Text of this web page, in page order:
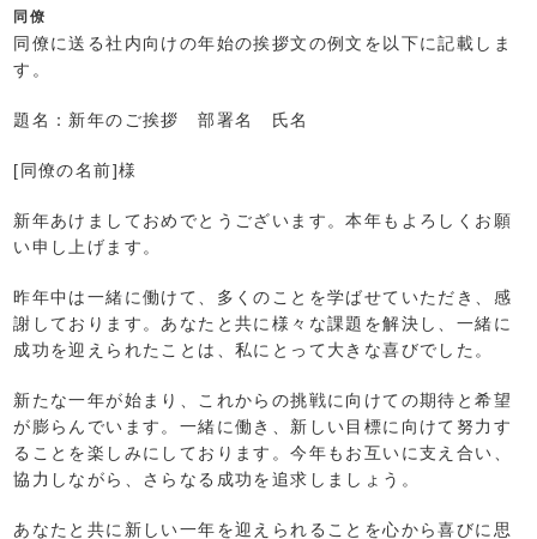
同僚
同僚に送る社内向けの年始の挨拶文の例文を以下に記載しま
す。
題名：新年のご挨拶 部署名 氏名
[同僚の名前]様
新年あけましておめでとうございます。本年もよろしくお願
い申し上げます。
昨年中は一緒に働けて、多くのことを学ばせていただき、感
謝しております。あなたと共に様々な課題を解決し、一緒に
成功を迎えられたことは、私にとって大きな喜びでした。
新たな一年が始まり、これからの挑戦に向けての期待と希望
が膨らんでいます。一緒に働き、新しい目標に向けて努力す
ることを楽しみにしております。今年もお互いに支え合い、
協力しながら、さらなる成功を追求しましょう。
あなたと共に新しい一年を迎えられることを心から喜びに思